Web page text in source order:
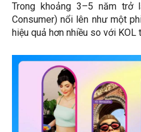
Trong khoảng 3–5 năm trở
Consumer) nổi lên như một
hiệu quả hơn nhiều so với KOL